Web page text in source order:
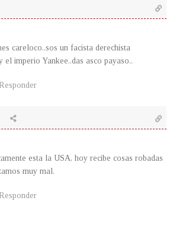
careloco..sos un facista derechista
el imperio Yankee..das asco payaso..
Responder
esta la USA, hoy recibe cosas robadas
muy mal.
Responder